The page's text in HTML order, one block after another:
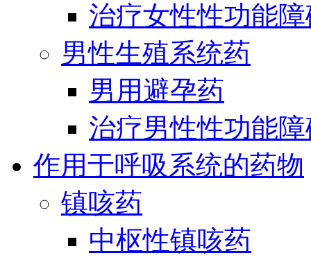
治疗女性性功能
男性生殖系统药
男用避孕药
治疗男性性功能
作用于呼吸系统的药物
镇咳药
中枢性镇咳药